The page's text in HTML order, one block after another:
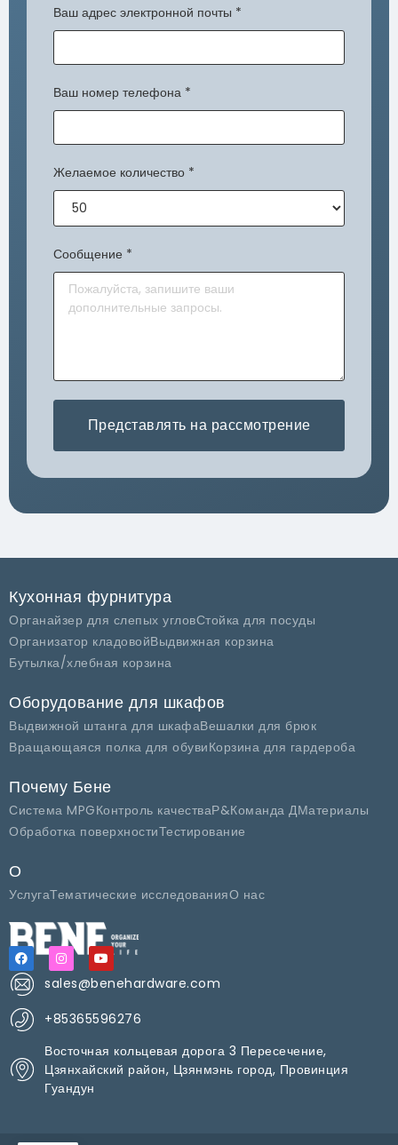
Ваш адрес электронной почты *
Ваш номер телефона *
Желаемое количество *
Сообщение *
Представлять на рассмотрение
Кухонная фурнитура
Органайзер для слепых угловСтойка для посуды
Организатор кладовойВыдвижная корзина
Бутылка/хлебная корзина
Оборудование для шкафов
Выдвижной штанга для шкафаВешалки для брюк
Вращающаяся полка для обувиКорзина для гардероба
Почему Бене
Система MPGКонтроль качестваР&Команда ДМатериалы
Обработка поверхностиТестирование
О
УслугаТематические исследованияО нас
sales@benehardware.com
+85365596276
Восточная кольцевая дорога 3 Пересечение,
Цзянхайский район, Цзянмэнь город, Провинция
Гуандун